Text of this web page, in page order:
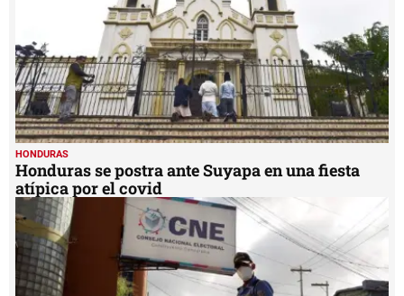
HONDURAS
Honduras se postra ante Suyapa en una fiesta
atípica por el covid